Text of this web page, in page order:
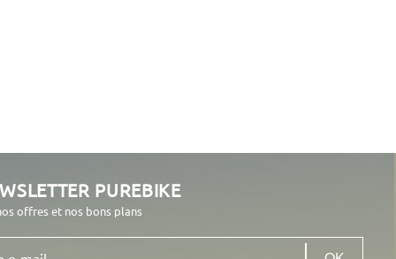
PUREBIKE
offres et nos bons plans